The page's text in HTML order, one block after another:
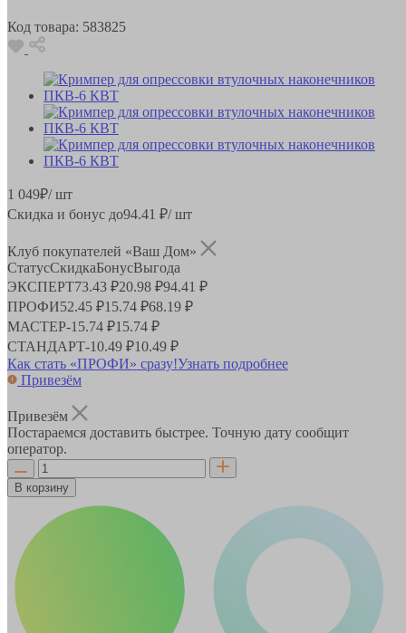
Код товара: 583825
1 049₽/ шт
Скидка и бонус до94.41 ₽/ шт
Клуб покупателей «Ваш Дом»
СтатусСкидкаБонусВыгода
ЭКСПЕРТ73.43 ₽20.98 ₽94.41 ₽
ПРОФИ52.45 ₽15.74 ₽68.19 ₽
МАСТЕР-15.74 ₽15.74 ₽
СТАНДАРТ-10.49 ₽10.49 ₽
Как стать «ПРОФИ» сразу!Узнать подробнее
Привезём
Привезём
Постараемся доставить быстрее. Точную дату сообщит
оператор.
В корзину